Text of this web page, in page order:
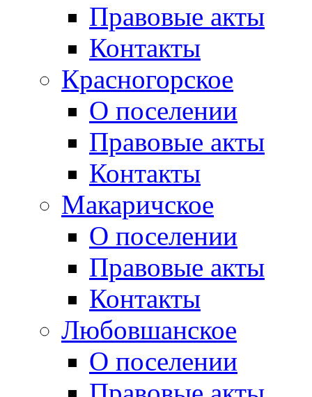
Правовые акты
Контакты
Красногорское
О поселении
Правовые акты
Контакты
Макаричское
О поселении
Правовые акты
Контакты
Любовшанское
О поселении